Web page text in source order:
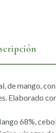
de mango,
Elaborado
68%,